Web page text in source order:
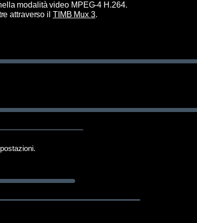
modalità video MPEG-4 H.264.
attraverso il TIMB Mux 3.